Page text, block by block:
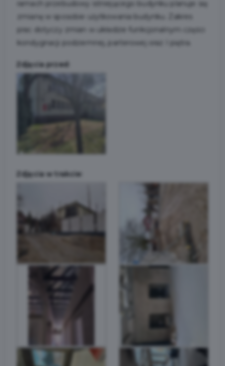
ramach przebudowy istniejącego budynku planuje się
zmianę w sposobie użytkowania budynku. Zakres
prac dotyczy zmian w układzie funkcjonalnym części
kondygnacji podziemnej, parterowej oraz I piętra.
Zdjęcia przed:
Zdjęcia w trakcie: